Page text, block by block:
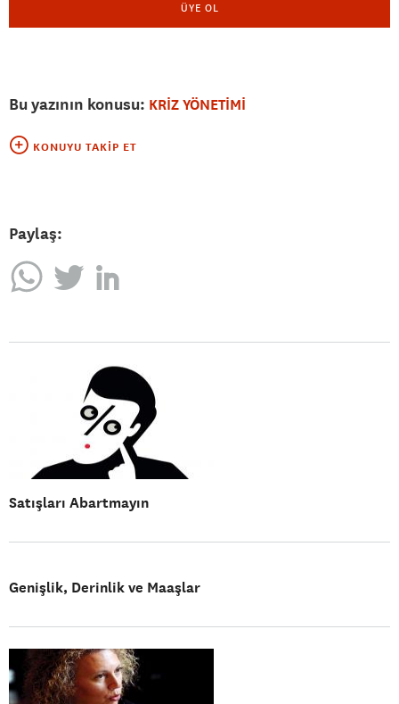
ÜYE OL
Bu yazının konusu: KRİZ YÖNETİMİ
KONUYU TAKIP ET
Paylaş:
Satışları Abartmayın
Genişlik, Derinlik ve Maaşlar